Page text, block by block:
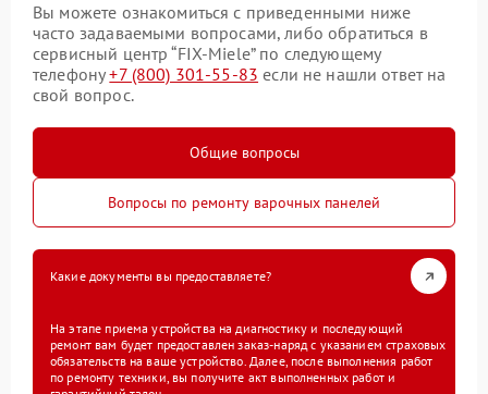
Вы можете ознакомиться с приведенными ниже
часто задаваемыми вопросами, либо обратиться в
сервисный центр “FIX-Miele” по следующему
телефону+7 (800) 301-55-83 если не нашли ответ на
свой вопрос.
Общие вопросы
Вопросы по ремонту варочных панелей
Какие документы вы предоставляете?
На этапе приема устройства на диагностику и последующий
ремонт вам будет предоставлен заказ-наряд с указанием страховых
обязательств на ваше устройство. Далее, после выполнения работ
по ремонту техники, вы получите акт выполненных работ и